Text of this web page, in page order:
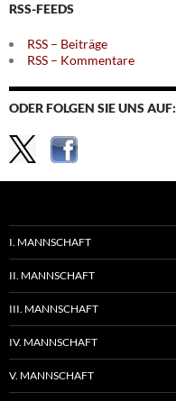
RSS-FEEDS
RSS – Beiträge
RSS – Kommentare
ODER FOLGEN SIE UNS AUF:
I. MANNSCHAFT
II. MANNSCHAFT
III. MANNSCHAFT
IV. MANNSCHAFT
V. MANNSCHAFT